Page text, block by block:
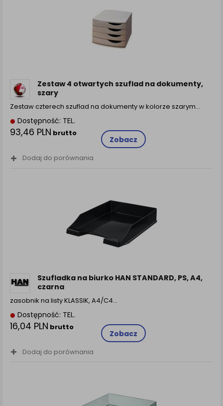
Zestaw 4 otwartych szuflad na dokumenty,
szary
Zestaw czterech szuflad na dokumenty w kolorze szarym…
Dostępność: TEL.
93,46 PLN brutto
Zobacz
Dodaj do porównania
Szufladka na biurko HAN STANDARD, PS, A4,
czarna
zasobnik na listy KLASSIK, A4/C4…
Dostępność: TEL.
16,04 PLN brutto
Zobacz
Dodaj do porównania